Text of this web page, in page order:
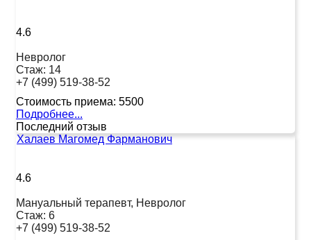
4.6
Невролог
Стаж: 14
+7 (499) 519-38-52
Стоимость приема: 5500
Подробнее...
Последний отзыв
Халаев Магомед Фарманович
4.6
Мануальный терапевт, Невролог
Стаж: 6
+7 (499) 519-38-52